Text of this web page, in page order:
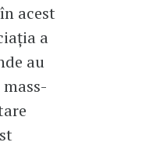
acest
a
au